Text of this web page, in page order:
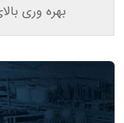
بهره وری